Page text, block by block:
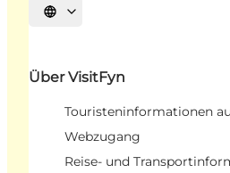
Sprache auswählen
Über VisitFyn
Touristeninformationen
Webzugang
Reise- und